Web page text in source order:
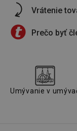
Vrátenie
Prečo byť
Umývanie v